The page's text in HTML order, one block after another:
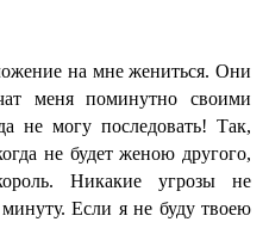
на мне жениться. Они
меня поминутно своими
не могу последовать! Так,
не будет женою другого,
Никакие угрозы не
Если я не буду твоею